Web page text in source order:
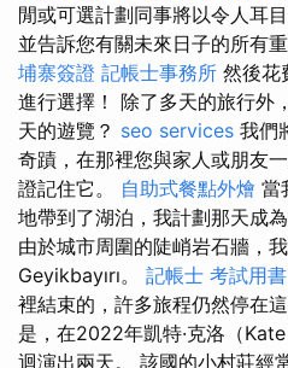
閒或可選計劃同事將以令人耳
並告訴您有關未來日子的所有
埔寨簽證 記帳士事務所 然後花
進行選擇！ 除了多天的旅行外
天的遊覽？ seo services 我們
奇蹟，在那裡您與家人或朋友
證記住它。 自助式餐點外燴 當
地帶到了湖泊，我計劃那天成
由於城市周圍的陡峭岩石牆，
Geyikbayırı。 記帳士 考試用書
裡結束的，許多旅程仍然停在這
是，在2022年凱特·克洛（
迴演出兩天。 該國的小村莊經